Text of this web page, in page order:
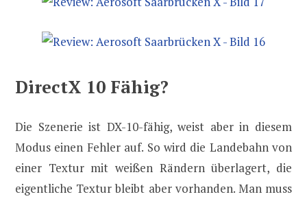
DirectX 10 Fähig?
Die Szenerie ist DX-10-fähig, weist aber in diesem
Modus einen Fehler auf. So wird die Landebahn von
einer Textur mit weißen Rändern überlagert, die
eigentliche Textur bleibt aber vorhanden. Man muss